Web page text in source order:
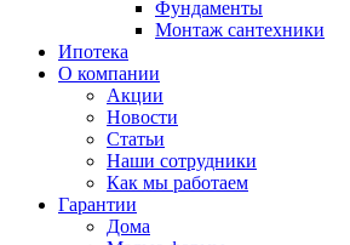
Фундаменты
Монтаж сантехники
Ипотека
О компании
Акции
Новости
Статьи
Наши сотрудники
Как мы работаем
Гарантии
Дома